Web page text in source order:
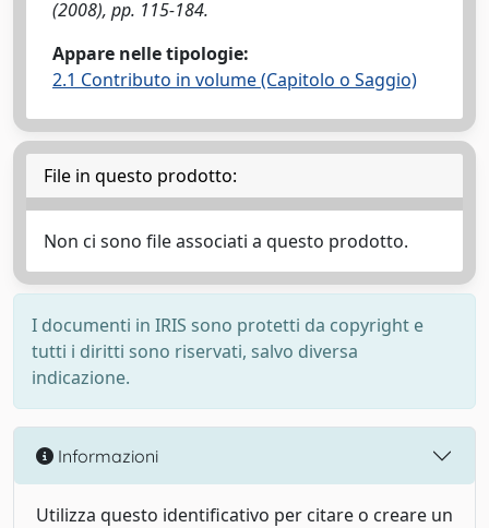
(2008), pp. 115-184.
Appare nelle tipologie:
2.1 Contributo in volume (Capitolo o Saggio)
File in questo prodotto:
Non ci sono file associati a questo prodotto.
I documenti in IRIS sono protetti da copyright e
tutti i diritti sono riservati, salvo diversa
indicazione.
Informazioni
Utilizza questo identificativo per citare o creare un